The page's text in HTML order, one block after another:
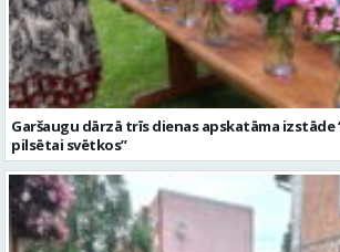
pilsētai svētkos”